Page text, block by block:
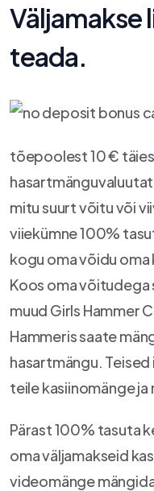
Väljamakse
teada.
tõepoolest 10 €
mitu suurt võitu või
viiekümne 100%
kogu oma võidu oma
Koos oma võitudega
muud Girls Hammer
Hammeris saate
hasartmängu.
teile kasiinomänge ja
Pärast 100% tasuta
oma väljamakseid
videomänge